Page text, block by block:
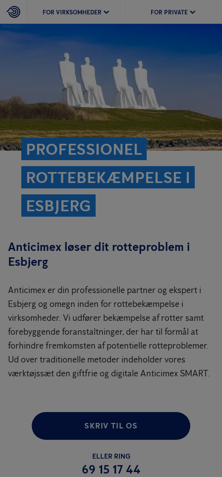
FOR VIRKSOMHEDER FOR PRIVATE
PROFESSIONEL
ROTTEBEKÆMPELSE I
ESBJERG
Anticimex løser dit rotteproblem i
Esbjerg
Anticimex er din professionelle partner og ekspert i
Esbjerg og omegn inden for rottebekæmpelse i
virksomheder. Vi udfører bekæmpelse af rotter samt
forebyggende foranstaltninger, der har til formål at
forhindre fremkomsten af potentielle rotteproblemer.
Ud over traditionelle metoder indeholder vores
værktøjssæt den giftfrie og digitale Anticimex SMART.
SKRIV TIL OS
ELLER RING
69 15 17 44